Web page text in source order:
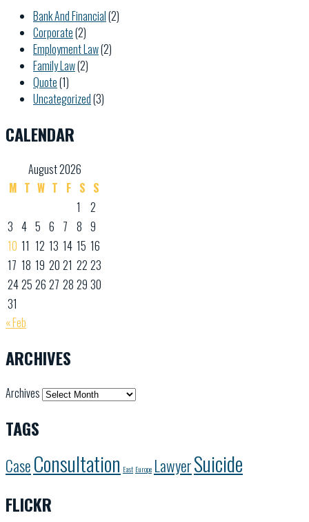
Bank And Financial(2)
Corporate(2)
Employment Law(2)
Family Law(2)
Quote(1)
Uncategorized(3)
CALENDAR
August 2026
M T W T F S S
1
2
3 4 5 6 7 8 9
10 11 12 13 14 15 16
17 18 19 20 21 22 23
2425 26 27 28 29 30
31
« Feb
ARCHIVES
Archives
TAGS
CaseConsultation East Europe LawyerSuicide
FLICKR